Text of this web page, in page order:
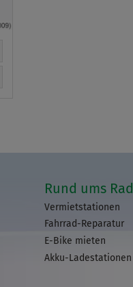
Rund ums Rad
Vermietstationen
Fahrrad-Reparatur
E-Bike mieten
Akku-Ladestationen